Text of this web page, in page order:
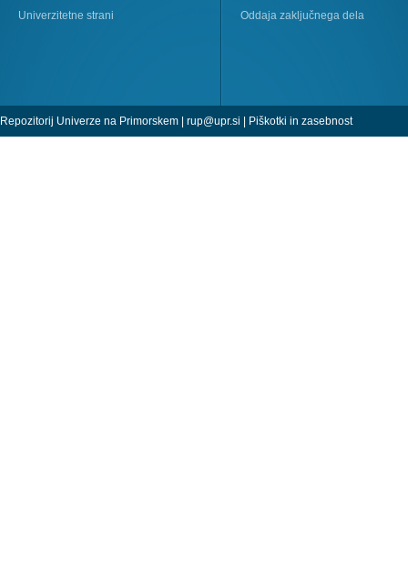
Univerzitetne strani
Oddaja zaključnega dela
Repozitorij Univerze na Primorskem | rup@upr.si | Piškotki in zasebnost